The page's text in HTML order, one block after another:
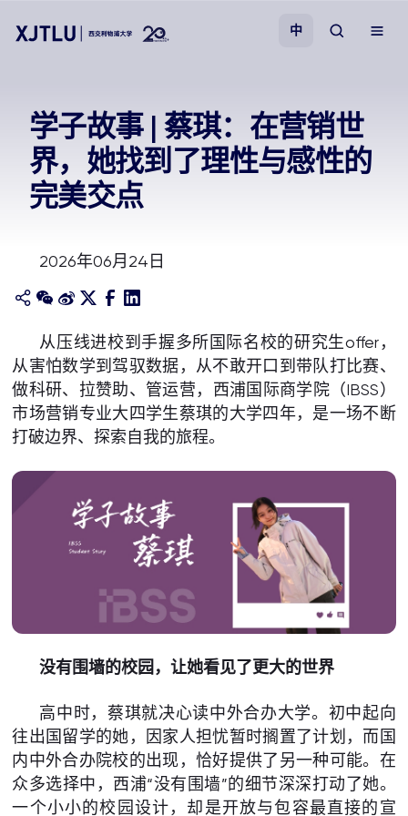
招生
科研
学院
关于我们
中
学子故事 | 蔡琪：在营销世
界，她找到了理性与感性的
完美交点
2026年06月24日
从压线进校到手握多所国际名校的研究生offer，
从害怕数学到驾驭数据，从不敢开口到带队打比赛、
做科研、拉赞助、管运营，西浦国际商学院（IBSS）
市场营销专业大四学生蔡琪的大学四年，是一场不断
打破边界、探索自我的旅程。
没有围墙的校园，让她看见了更大的世界
高中时，蔡琪就决心读中外合办大学。初中起向
往出国留学的她，因家人担忧暂时搁置了计划，而国
内中外合办院校的出现，恰好提供了另一种可能。在
众多选择中，西浦“没有围墙”的细节深深打动了她。
一个小小的校园设计，却是开放与包容最直接的宣